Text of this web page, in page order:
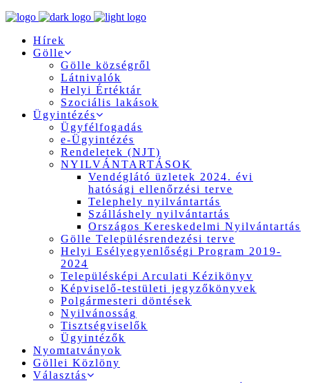
Hírek
Gölle
Gölle községről
Látnivalók
Helyi Értéktár
Szociális lakások
Ügyintézés
Ügyfélfogadás
e-Ügyintézés
Rendeletek (NJT)
NYILVÁNTARTÁSOK
Vendéglátó üzletek 2024. évi
hatósági ellenőrzési terve
Telephely nyilvántartás
Szálláshely nyilvántartás
Országos Kereskedelmi Nyilvántartás
Gölle Településrendezési terve
Helyi Esélyegyenlőségi Program 2019-
2024
Településképi Arculati Kézikönyv
Képviselő-testületi jegyzőkönyvek
Polgármesteri döntések
Nyilvánosság
Tisztségviselők
Ügyintézők
Nyomtatványok
Göllei Közlöny
Választás